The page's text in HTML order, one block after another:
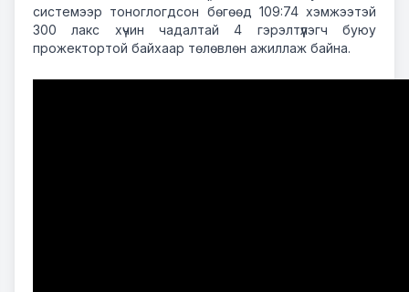
системээр тоноглогдсон бөгөөд 109:74 хэмжээтэй
300лакс хүчинчадалтай4 гэрэлтүүлэгчбуюу
прожектортой байхаар төлөвлөн ажиллаж байна.